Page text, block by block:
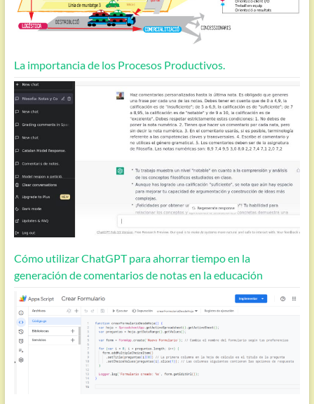
La importancia de los Procesos Productivos.
Cómo utilizar ChatGPT para ahorrar tiempo en la
generación de comentarios de notas en la educación